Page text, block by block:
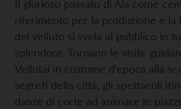
Il glorioso passato di Ala come
riferimento per la produzione e la
del velluto si svela al pubblico in
splendore. Tornano le visite
Vellutai in costume d’epoca alla
segreti della città, gli spettacoli
danze di corte ad animare le